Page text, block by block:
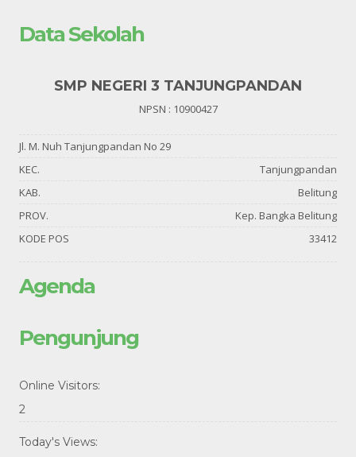
Data Sekolah
SMP NEGERI 3 TANJUNGPANDAN
NPSN : 10900427
Jl. M. Nuh Tanjungpandan No 29
KEC.
Tanjungpandan
KAB.
Belitung
PROV.
Kep. Bangka Belitung
KODE POS
33412
Agenda
Pengunjung
Online Visitors:
2
Today's Views: